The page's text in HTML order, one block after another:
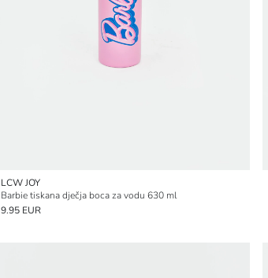
LCW JOY
Barbie tiskana dječja boca za vodu 630 ml
9.95 EUR